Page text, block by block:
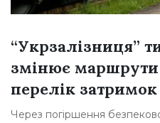
“Укрзалізниця”
змінює маршрути
перелік затримок
Через погіршення